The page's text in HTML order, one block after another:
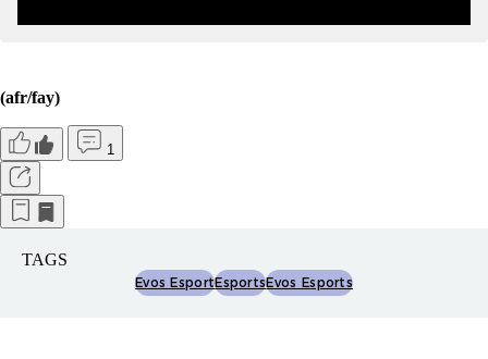
(afr/fay)
1
TAGS
Evos EsportEsportsEvos Esports